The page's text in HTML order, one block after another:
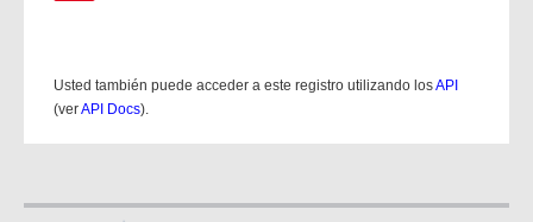
Usted también puede acceder a este registro utilizando losAPI
(verAPI Docs).